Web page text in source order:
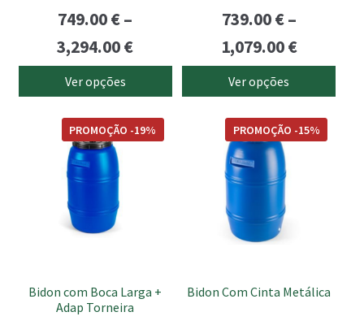
749.00€–
3,294.00€Price
range:
749.00 €
through
Ver opções
product
page
739.00€–
1,079.00€Price
range:
739.00 €
through
Ver opções
product
page
Bidon com Boca Larga +
Adap Torneira
PROMOÇÃO -19%
multiple
chosen
Bidon Com Cinta Metálica
PROMOÇÃO -15%
multiple
variants.
chosen